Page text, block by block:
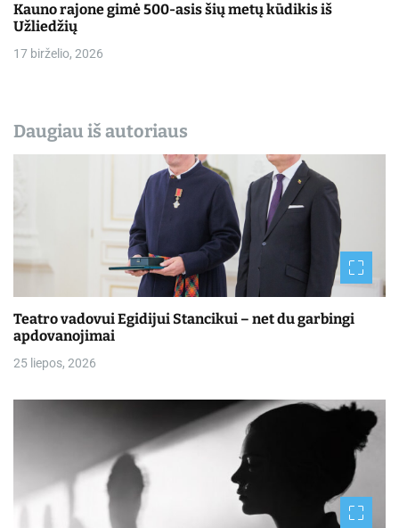
Kauno rajone gimė 500-asis šių metų kūdikis iš
Užliedžių
17 birželio, 2026
Daugiau iš autoriaus
Teatro vadovui Egidijui Stancikui – net du garbingi
apdovanojimai
25 liepos, 2026